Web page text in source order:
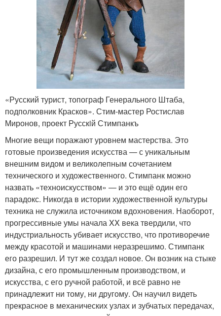
«Русский турист, топограф Генерального Штаба,
подполковник Красков». Стим-мастер Ростислав
Миронов, проект Русскiй Стимпанкъ
Многие вещи поражают уровнем мастерства. Это
готовые произведения искусства — с уникальным
внешним видом и великолепным сочетанием
технического и художественного. Стимпанк можно
назвать «техноискусством» — и это ещё один его
парадокс. Никогда в истории художественной культуры
техника не служила источником вдохновения. Наоборот,
прогрессивные умы начала XX века твердили, что
индустриальность убивает искусство, что противоречие
между красотой и машинами неразрешимо. Стимпанк
его разрешил. И тут же создал новое. Он возник на стыке
дизайна, с его промышленным производством, и
искусства, с его ручной работой, и всё равно не
принадлежит ни тому, ни другому. Он научил видеть
прекрасное в механических узлах и зубчатых передачах,